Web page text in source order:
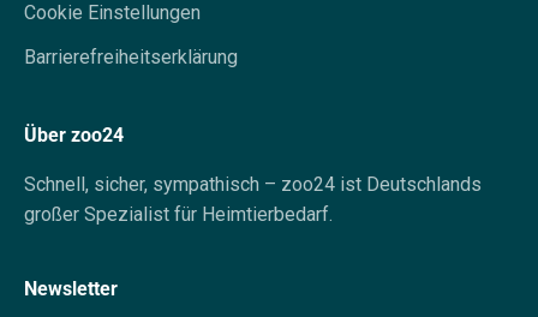
Cookie Einstellungen
Barrierefreiheitserklärung
Über zoo24
Schnell, sicher, sympathisch – zoo24 ist Deutschlands
großer Spezialist für Heimtierbedarf.
Newsletter